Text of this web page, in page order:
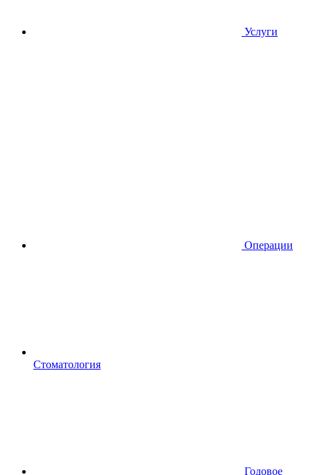
Услуги
Операции
Стоматология
Годовое